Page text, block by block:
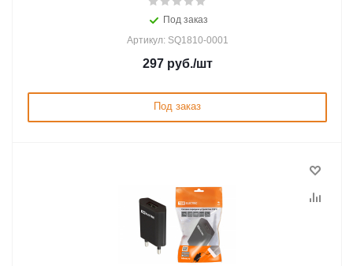
Под заказ
Артикул: SQ1810-0001
297руб./шт
Под заказ